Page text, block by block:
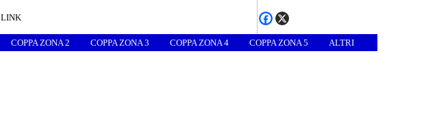
LINK
COPPA ZONA 2 COPPA ZONA 3 COPPA ZONA 4 COPPA ZONA 5 ALTRI